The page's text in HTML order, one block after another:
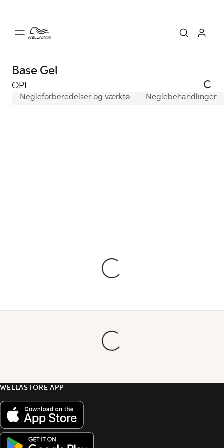
Base Gel
OPI
Negleforberedelser og værktø Neglebehandlinger
WELLASTORE APP